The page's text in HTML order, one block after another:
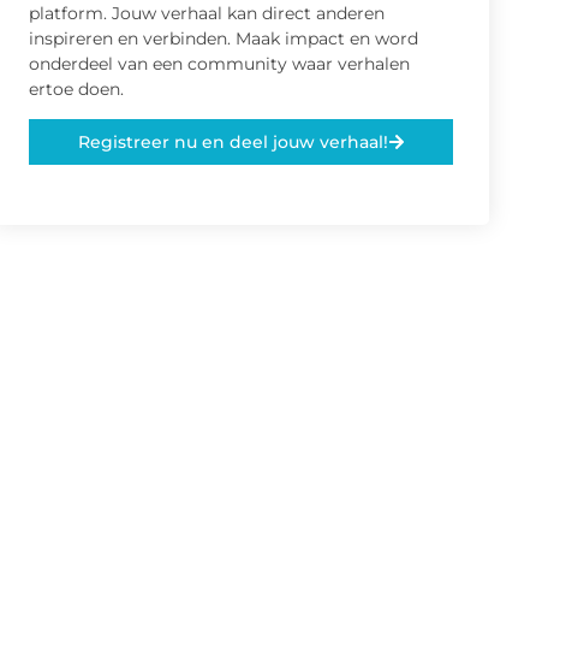
platform. Jouw verhaal kan direct anderen
inspireren en verbinden. Maak impact en word
onderdeel van een community waar verhalen
ertoe doen.
Registreer nu en deel jouw verhaal!